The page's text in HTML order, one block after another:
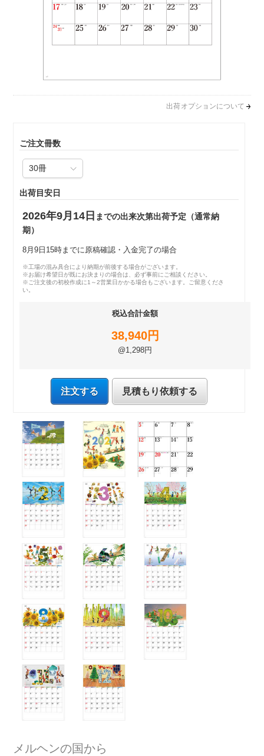
出荷オプションについて
ご注文冊数
出荷目安日
2026年9月14日 までの出来次第出荷予定（通常納
期）
8月9日15時までに原稿確認・入金完了の場合
※工場の混み具合により納期が前後する場合がございます。
※お届け希望日が既にお決まりの場合は、必ず事前にご相談ください。
※ご注文後の初校作成に1～2営業日かかる場合もございます。ご留意くださ
い。
税込合計金額
38,940円
@1,298円
注文する 見積もり依頼する
メルヘンの国から